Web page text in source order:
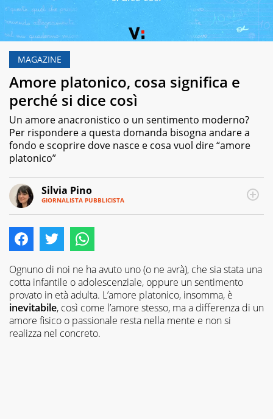
MAGAZINE
Amore platonico, cosa significa e
perché si dice così
Un amore anacronistico o un sentimento moderno?
Per rispondere a questa domanda bisogna andare a
fondo e scoprire dove nasce e cosa vuol dire “amore
platonico”
Silvia Pino
GIORNALISTA PUBBLICISTA
MAIL
con
le
straniere,
ho
continuato
con
la
traduzione
e
Ognuno di noi ne ha avuto uno (o ne avrà), che sia stata una
cotta infantile o adolescenziale, oppure un sentimento
provato in età adulta. L’amore platonico, insomma, è
inevitabile, così come l’amore stesso, ma a differenza di un
amore fisico o passionale resta nella mente e non si
realizza nel concreto.